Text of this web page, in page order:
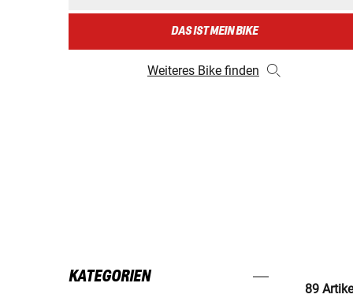
DAS IST MEIN BIKE
Weiteres Bike finden
KATEGORIEN
89